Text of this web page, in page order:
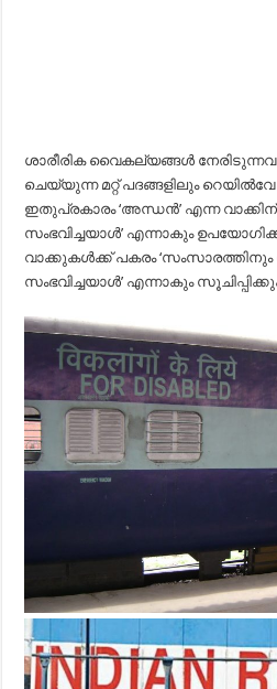
ശാരീരിക വൈകല്യങ്ങള്‍
ചെയ്യുന്ന മറ്റ് പദങ്ങളിലും റെയില്‍വേ
ഇതുപ്രകാരം ‘അന്ധന്‍’ എന്ന വാക്കിന്
സംഭവിച്ചയാള്‍’ എന്നാകും
വാക്കുകള്‍ക്ക് പകരം ‘സംസാരത്തിനും
സംഭവിച്ചയാള്‍’ എന്നാകും